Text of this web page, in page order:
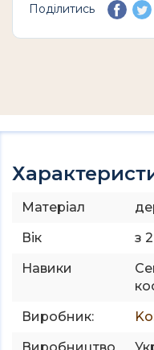
Поділитись
Матеріал
Вік
з
Навики
Виробник: